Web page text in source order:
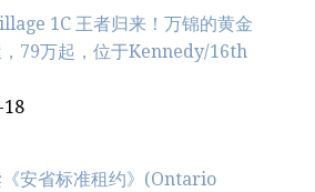
1C 王者归来！万锦的黄金
79万起，位于Kennedy/16th
18
安省标准租约》(Ontario